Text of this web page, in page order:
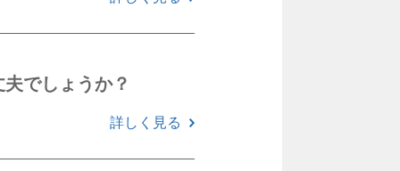
でしょうか？
詳しく見る